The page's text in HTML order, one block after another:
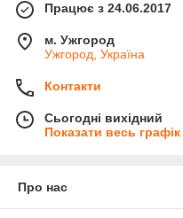
Працює з 24.06.2017
м. Ужгород
Ужгород, Україна
Контакти
Сьогодні вихідний
Показати весь
Про нас